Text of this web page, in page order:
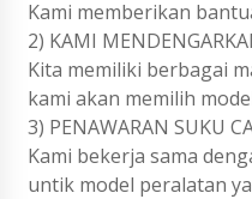
Kami memberikan
2) KAMI
Kita memiliki berbagai
kami akan memilih
3) PENAWARAN SUKU
Kami bekerja sama
untik model peralatan